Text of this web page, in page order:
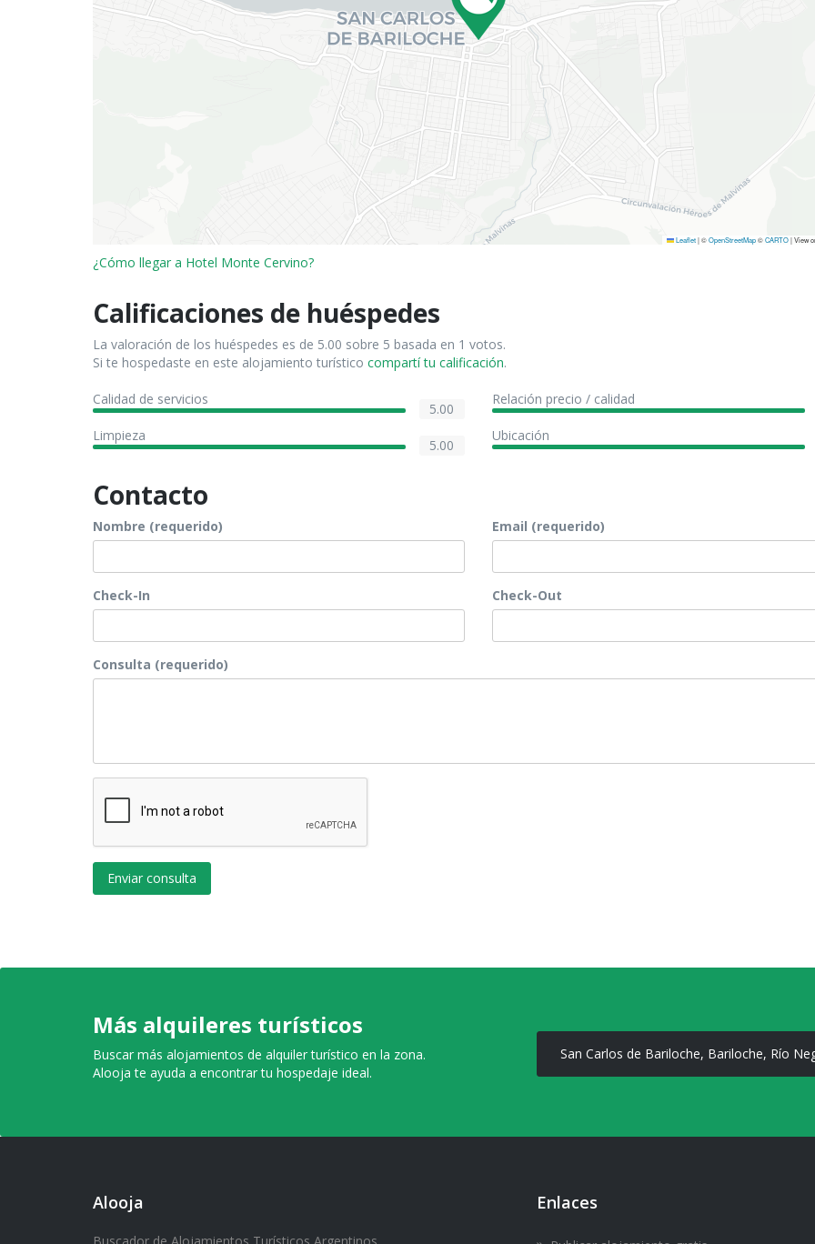
Leaflet |©OpenStreetMap©CARTO| View
¿Cómo llegar a Hotel Monte Cervino?
Calificaciones de huéspedes
La valoración de los huéspedes es de 5.00 sobre 5 basada en 1 votos.
Si te hospedaste en este alojamiento turístico compartí tu calificación.
Calidad de servicios
5.00
Relación precio / calidad
Limpieza
5.00
Ubicación
Contacto
Nombre (requerido) Email (requerido)
Check-In Check-Out
Consulta (requerido)
Enviar consulta
Más alquileres turísticos
Buscar más alojamientos de alquiler turístico en la zona.
Alooja te ayuda a encontrar tu hospedaje ideal.
San Carlos de Bariloche, Bariloche, Río
Alooja Enlaces